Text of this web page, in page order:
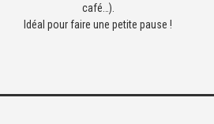
café…).
Idéal pour faire une petite pause !